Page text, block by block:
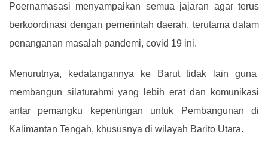
Poernamasasi menyampaikan semua jajaran agar terus
berkoordinasi dengan pemerintah daerah, terutama dalam
penanganan masalah pandemi, covid 19 ini.
Menurutnya, kedatangannya ke Barut tidak lain guna
membangun silaturahmi yang lebih erat dan komunikasi
antar pemangku kepentingan untuk Pembangunan di
Kalimantan Tengah, khususnya di wilayah Barito Utara.